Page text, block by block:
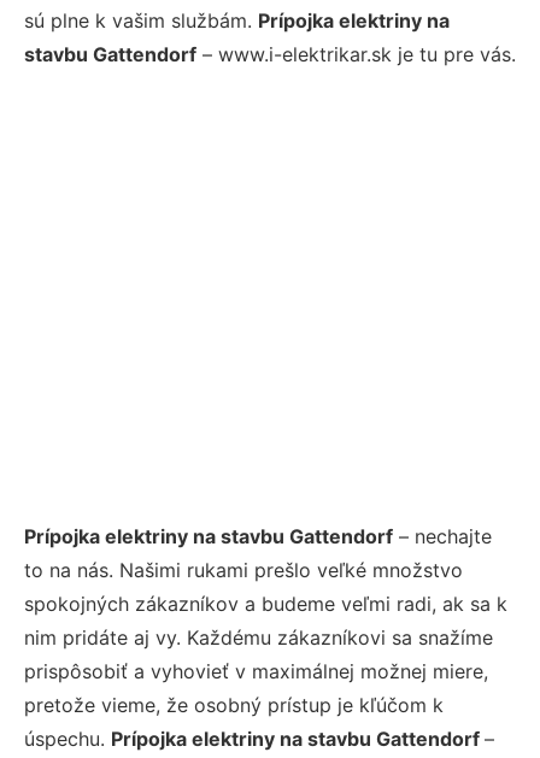
sú plne k vašim službám. Prípojka elektriny na
stavbu Gattendorf – www.i-elektrikar.sk je tu pre vás.
Prípojka elektriny na stavbu Gattendorf – nechajte
to na nás. Našimi rukami prešlo veľké množstvo
spokojných zákazníkov a budeme veľmi radi, ak sa k
nim pridáte aj vy. Každému zákazníkovi sa snažíme
prispôsobiť a vyhovieť v maximálnej možnej miere,
pretože vieme, že osobný prístup je kľúčom k
úspechu. Prípojka elektriny na stavbu Gattendorf –